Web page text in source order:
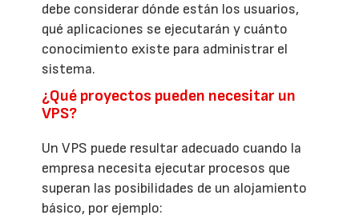
debe considerar dónde están los usuarios,
qué aplicaciones se ejecutarán y cuánto
conocimiento existe para administrar el
sistema.
¿Qué proyectos pueden necesitar un
VPS?
Un VPS puede resultar adecuado cuando la
empresa necesita ejecutar procesos que
superan las posibilidades de un alojamiento
básico, por ejemplo: